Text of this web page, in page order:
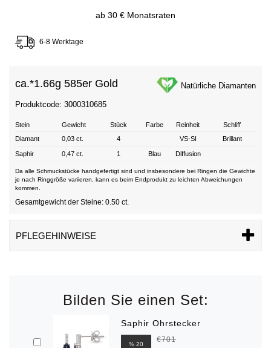
ab 30 € Monatsraten
6-8 Werktage
ca.*1.66g 585er Gold Natürliche Diamanten
Produktcode: 3000310685
Stein Gewicht Stück Farbe Reinheit
Schliff
Diamant
0,03 ct. 4 VS-SI Brillant
Saphir 0,47 ct. 1 Blau Diffusion
Da alle Schmuckstücke handgefertigt sind und insbesondere bei Ringen die Gewichte
je nach Ringgröße variieren, kann es beim Endprodukt zu leichten Abweichungen
kommen.
Gesamtgewicht der Steine: 0.50 ct.
PFLEGEHINWEISE
Bilden Sie einen Set:
Saphir Ohrstecker
% 20
€701